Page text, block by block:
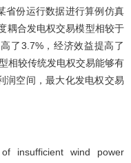
省份运行数据进行算例仿真
耦合发电权交易模型相较于
了3.7%，经济效益提高了
相较传统发电权交易能够有
润空间，最大化发电权交易
insufficient wind power